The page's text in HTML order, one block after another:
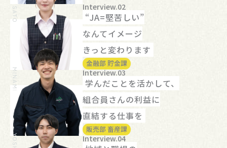
Interview.02
“JA=堅苦しい”
なんてイメージ
きっと変わります
金融部 貯金課
Interview.03
学んだことを活かして、
組合員さんの利益に
直結する仕事を
販売部 畜産課
Interview.04